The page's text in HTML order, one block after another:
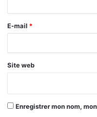
r
e
E-mail *
Site web
Enregistrer mon nom,